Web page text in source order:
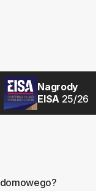
Nagrody
EISA 25/26